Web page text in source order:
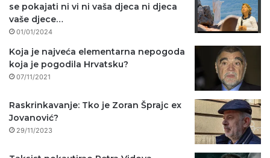
se pokajati ni vi ni vaša djeca ni djeca
vaše djece…
01/01/2024
Koja je najveća elementarna nepogoda
koja je pogodila Hrvatsku?
07/11/2021
Raskrinkavanje: Tko je Zoran Šprajc ex
Jovanović?
29/11/2023